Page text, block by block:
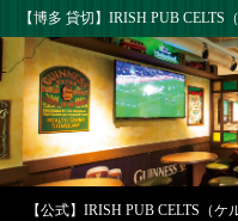
【博多 貸切】IRISH PUB CELTS
【公式】IRISH PUB CELTS（